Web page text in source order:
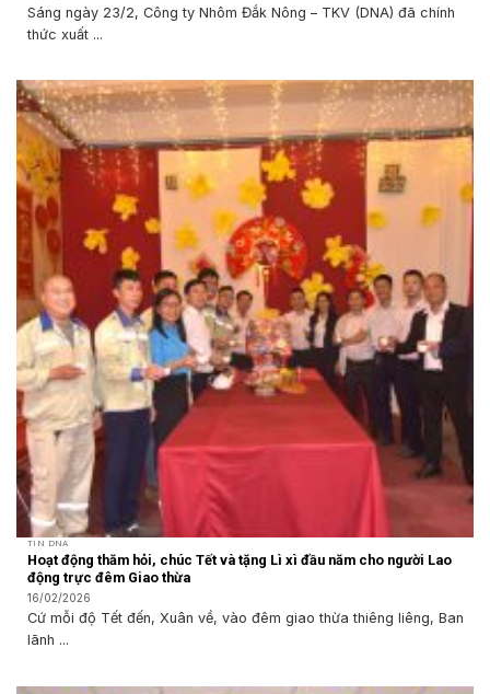
Sáng ngày 23/2, Công ty Nhôm Đắk Nông – TKV (DNA) đã chính
thức xuất ...
TIN DNA
Hoạt động thăm hỏi, chúc Tết và tặng Lì xì đầu năm cho người Lao
động trực đêm Giao thừa
16/02/2026
Cứ mỗi độ Tết đến, Xuân về, vào đêm giao thừa thiêng liêng, Ban
lãnh ...